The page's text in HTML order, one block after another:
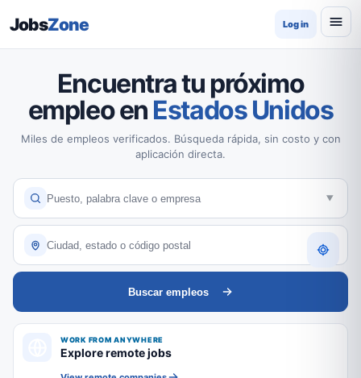
JobsZone Log in
Encuentra tu próximo
empleo en Estados Unidos
Miles de empleos verificados. Búsqueda rápida, sin costo y con
aplicación directa.
Buscar empleos
WORK FROM ANYWHERE
Explore remote jobs